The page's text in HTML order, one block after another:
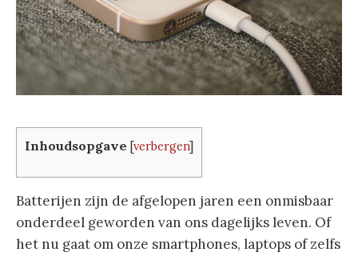
Inhoudsopgave [verbergen]
Batterijen zijn de afgelopen jaren een onmisbaar
onderdeel geworden van ons dagelijks leven. Of
het nu gaat om onze smartphones, laptops of zelfs